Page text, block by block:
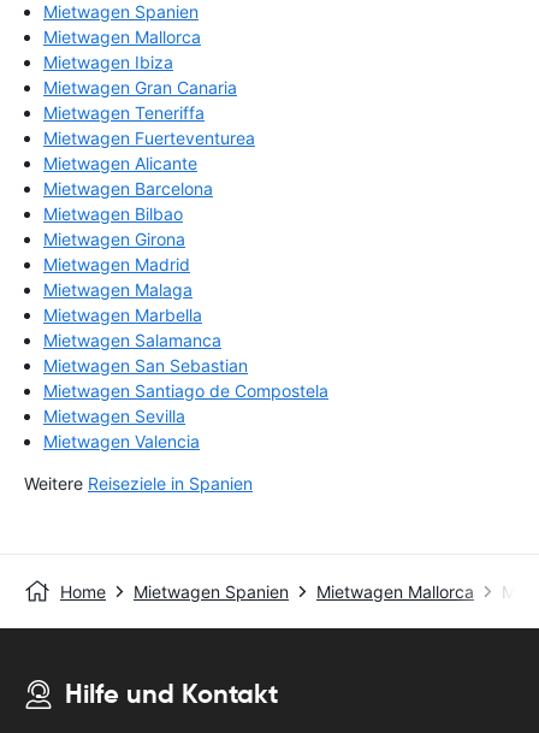
Mietwagen Spanien
Mietwagen Mallorca
Mietwagen Ibiza
Mietwagen Gran Canaria
Mietwagen Teneriffa
Mietwagen Fuerteventurea
Mietwagen Alicante
Mietwagen Barcelona
Mietwagen Bilbao
Mietwagen Girona
Mietwagen Madrid
Mietwagen Malaga
Mietwagen Marbella
Mietwagen Salamanca
Mietwagen San Sebastian
Mietwagen Santiago de Compostela
Mietwagen Sevilla
Mietwagen Valencia
Weitere Reiseziele in Spanien
Home Mietwagen Spanien Mietwagen Mallorca
Hilfe und Kontakt